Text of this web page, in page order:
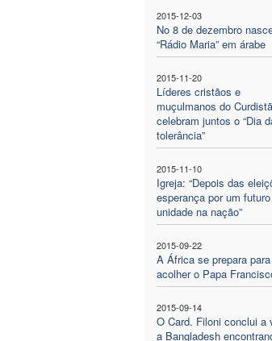
2015-12-03
No 8 de dezembro
“Rádio Maria” em árabe
2015-11-20
Líderes cristãos e
muçulmanos do
celebram juntos o “Dia
tolerância”
2015-11-10
Igreja: “Depois das
esperança por um
unidade na nação”
2015-09-22
A África se prepara para
acolher o Papa
2015-09-14
O Card. Filoni conclui a
a Bangladesh